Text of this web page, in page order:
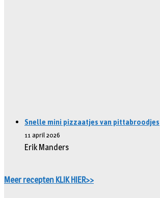
Snelle mini pizzaatjes van pittabroodjes
11 april 2026
Erik Manders
Meer recepten KLIK HIER>>